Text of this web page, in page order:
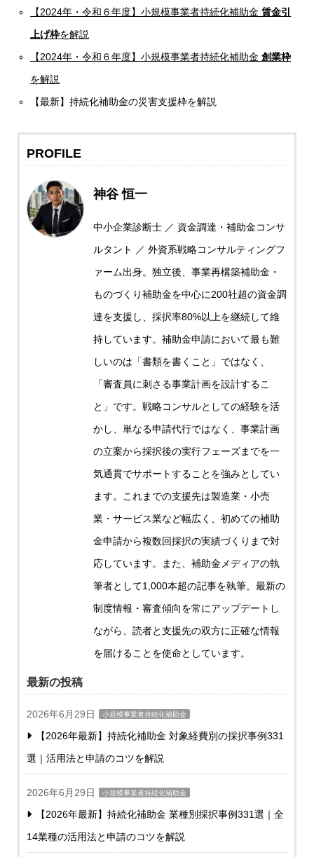
【2024年・令和６年度】小規模事業者持続化補助金賃金引
上げ枠を解説
【2024年・令和６年度】小規模事業者持続化補助金創業枠
を解説
【最新】持続化補助金の災害支援枠を解説
PROFILE
神谷 恒一
中小企業診断士 ／ 資金調達・補助金コンサ
ルタント ／ 外資系戦略コンサルティングフ
ァーム出身。独立後、事業再構築補助金・
ものづくり補助金を中心に200社超の資金調
達を支援し、採択率80%以上を継続して維
持しています。補助金申請において最も難
しいのは「書類を書くこと」ではなく、
「審査員に刺さる事業計画を設計するこ
と」です。戦略コンサルとしての経験を活
かし、単なる申請代行ではなく、事業計画
の立案から採択後の実行フェーズまでを一
気通貫でサポートすることを強みとしてい
ます。これまでの支援先は製造業・小売
業・サービス業など幅広く、初めての補助
金申請から複数回採択の実績づくりまで対
応しています。また、補助金メディアの執
筆者として1,000本超の記事を執筆。最新の
制度情報・審査傾向を常にアップデートし
ながら、読者と支援先の双方に正確な情報
を届けることを使命としています。
最新の投稿
2026年6月29日 小規模事業者持続化補助金
【2026年最新】持続化補助金 対象経費別の採択事例331
選｜活用法と申請のコツを解説
2026年6月29日 小規模事業者持続化補助金
【2026年最新】持続化補助金 業種別採択事例331選｜全
14業種の活用法と申請のコツを解説